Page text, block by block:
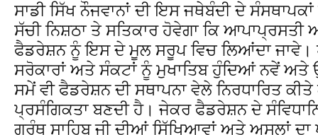
ਸਾਡੀ ਸਿੱਖ ਨੌਜਵਾਨਾਂ ਦੀ ਇਸ ਜਥੇਬੰਦੀ ਦੇ
ਸੱਚੀ ਨਿਸ਼ਠਾ ਤੇ ਸਤਿਕਾਰ ਹੋਵੇਗਾ ਕਿ
ਫੈਡਰੇਸ਼ਨ ਨੂੰ ਇਸ ਦੇ ਮੂਲ ਸਰੂਪ ਵਿਚ ਲਿਆਂਦਾ ਜਾਵੇ।
ਸਰੋਕਾਰਾਂ ਅਤੇ ਸੰਕਟਾਂ ਨੂੰ ਮੁਖਾਤਿਬ ਹੁੰਦਿਆਂ ਨਵੇਂ
ਸਮੇਂ ਵੀ ਫੈਡਰੇਸ਼ਨ ਦੀ ਸਥਾਪਨਾ ਵੇਲੇ ਨਿਰਧਾਰਿਤ
ਪ੍ਰਸੰਗਿਕਤਾ ਬਣਦੀ ਹੈ। ਜੇਕਰ ਫੈਡਰੇਸ਼ਨ ਦੇ
ਗ੍ਰੰਥ ਸਾਹਿਬ ਜੀ ਦੀਆਂ ਸਿੱਖਿਆਵਾਂ ਅਤੇ ਅਸੂਲਾਂ ਦਾ